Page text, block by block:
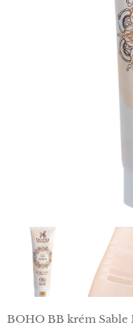
BOHO BB krém Sable